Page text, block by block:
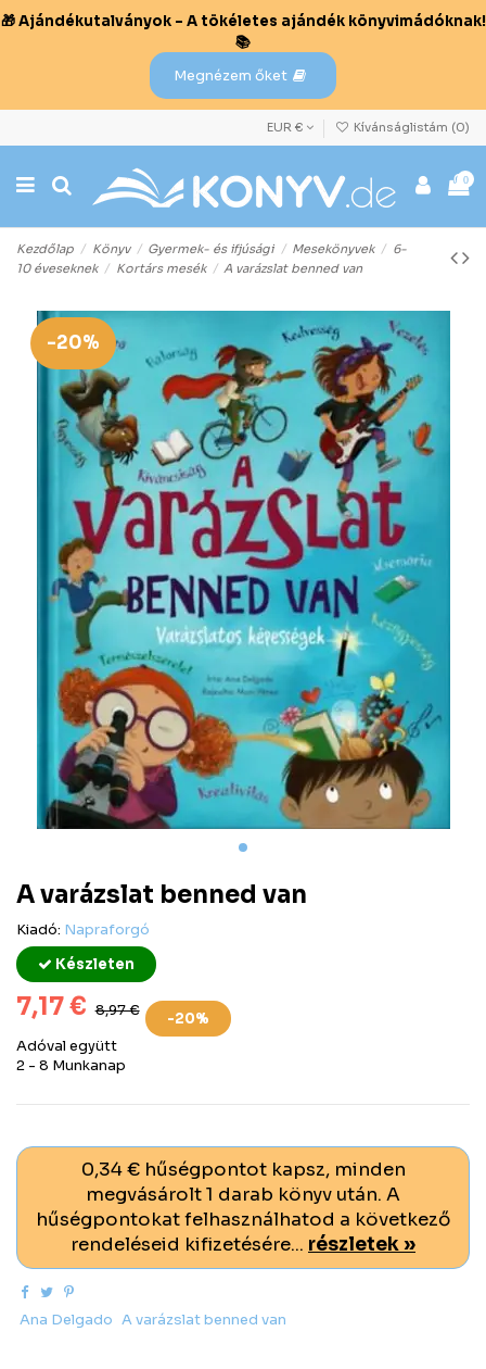
🎁 Ajándékutalványok – A tökéletes ajándék könyvimádóknak!
📚
Megnézem őket
EUR € Kívánságlistám (0)
0
Kezdőlap Könyv Gyermek- és ifjúsági Mesekönyvek
6-
10 éveseknek
Kortárs mesék A varázslat benned van
-20%
A varázslat benned van
Kiadó: Napraforgó
Készleten
7,17 € 8,97 €
-20%
Adóval együtt
2 - 8 Munkanap
0,34 € hűségpontot kapsz, minden
megvásárolt 1 darab könyv után. A
hűségpontokat felhasználhatod a következő
rendeléseid kifizetésére... részletek »
Ana Delgado A varázslat benned van